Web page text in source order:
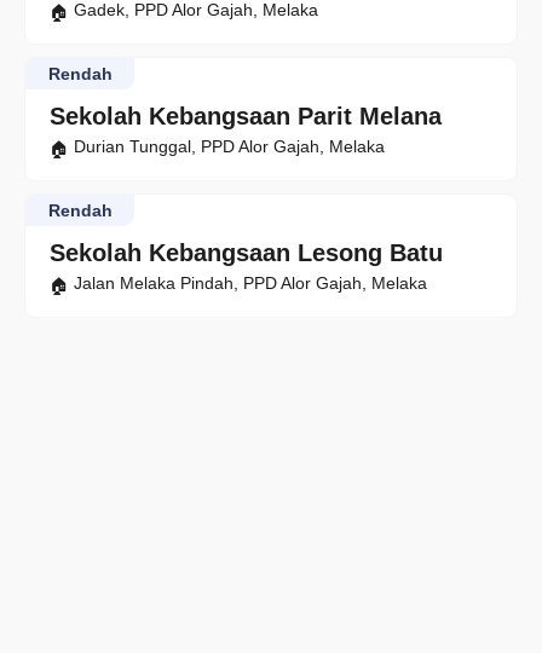
Gadek, PPD Alor Gajah, Melaka
Sekolah Kebangsaan Parit Melana
Rendah
Durian Tunggal, PPD Alor Gajah, Melaka
Sekolah Kebangsaan Lesong Batu
Rendah
Jalan Melaka Pindah, PPD Alor Gajah, Melaka